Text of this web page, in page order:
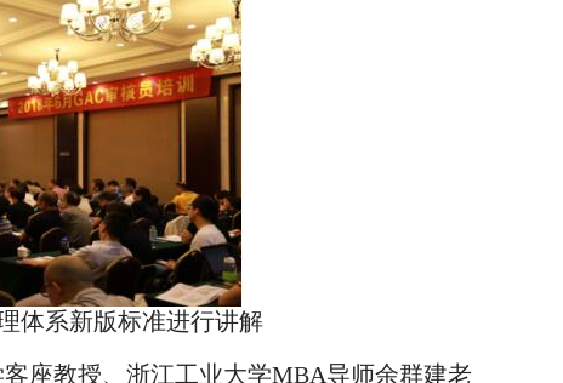
体系新版标准进行讲解
座教授、浙江工业大学MBA导师余群建老